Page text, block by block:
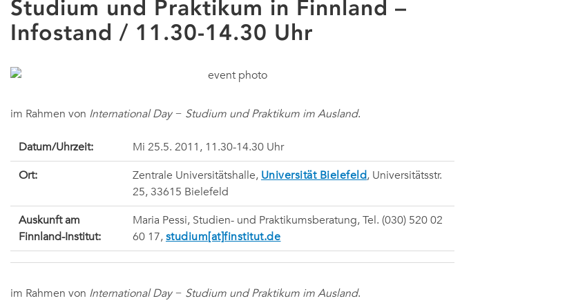
Studium und Praktikum in Finnland –
Infostand / 11.30-14.30 Uhr
im Rahmen von International Day − Studium und Praktikum im Ausland.
Datum/Uhrzeit: Mi 25.5. 2011, 11.30-14.30 Uhr
Ort: Zentrale Universitätshalle, Universität Bielefeld, Universitätsstr.
25, 33615 Bielefeld
Auskunft am
Finnland-Institut:
Maria Pessi, Studien- und Praktikumsberatung, Tel. (030) 520 02
60 17, studium[at]finstitut.de
im Rahmen von International Day − Studium und Praktikum im Ausland.